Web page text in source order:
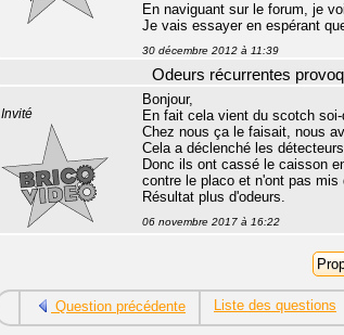
En naviguant sur le forum, je
Je vais essayer en espérant
30 décembre 2012 à 11:39
Odeurs récurrentes
Invité
Bonjour,
En fait cela vient du scotch
Chez nous ça le faisait, nous
Cela a déclenché les
Donc ils ont cassé le caisson
contre le placo et n'ont pas
Résultat plus d'odeurs.
06 novembre 2017 à 16:22
Question précédente Liste des questions